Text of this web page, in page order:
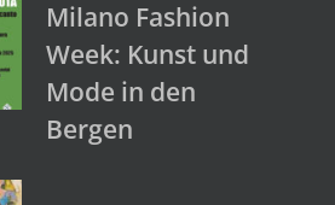
Milano Fashion
Week: Kunst und
Mode in den
Bergen